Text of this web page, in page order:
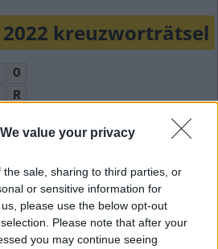
We value your privacy
sale, sharing to third parties, or
or sensitive information for
please use the below opt-out
Please note that after your
you may continue seeing
2022 kreuzworträtsel
O
R
A M E
R
E
R B S
E
E
C
K
N
H S